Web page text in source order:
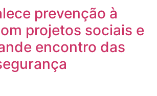
prevenção à
projetos sociais e
encontro das